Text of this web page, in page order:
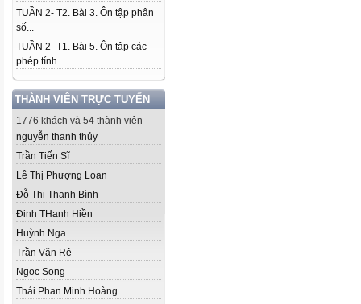
TUẦN 2- T2. Bài 3. Ôn tập phân
số...
TUẦN 2- T1. Bài 5. Ôn tập các
phép tính...
THÀNH VIÊN TRỰC TUYẾN
1776 khách và 54 thành viên
nguyễn thanh thủy
Trần Tiến Sĩ
Lê Thị Phượng Loan
Đỗ Thị Thanh Bình
Đinh THanh Hiền
Huỳnh Nga
Trần Văn Rê
Ngoc Song
Thái Phan Minh Hoàng